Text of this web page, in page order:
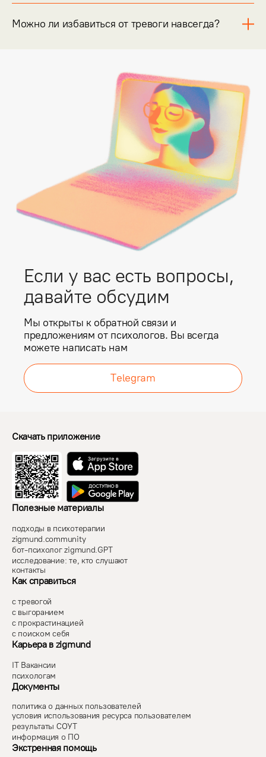
Можно ли избавиться от тревоги навсегда?
Если у вас есть вопросы,
давайте обсудим
Мы открыты к обратной связи и
предложениям от психологов. Вы всегда
можете написать нам
Telegram
Скачать приложение
Полезные материалы
подходы в психотерапии
zigmund.community
бот-психолог zigmund.GPT
исследование: те, кто слушают
контакты
Как справиться
с тревогой
с выгоранием
с прокрастинацией
с поиском себя
Карьера в zigmund
IT Вакансии
психологам
Документы
политика о данных пользователей
условия использования ресурса пользователем
результаты СОУТ
информация о ПО
Экстренная помощь